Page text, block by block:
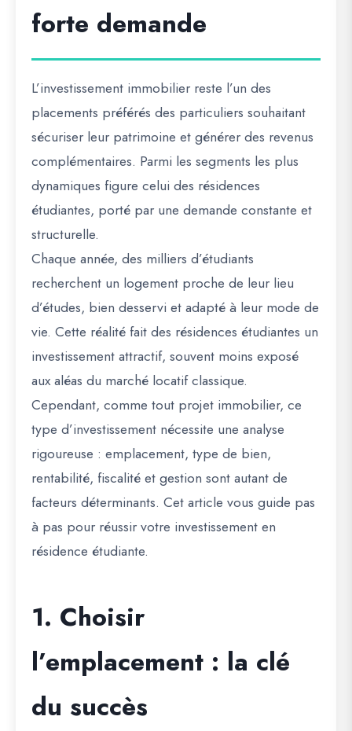
forte demande
L’investissement immobilier reste l’un des
placements préférés des particuliers souhaitant
sécuriser leur patrimoine et générer des revenus
complémentaires. Parmi les segments les plus
dynamiques figure celui des résidences
étudiantes, porté par une demande constante et
structurelle.
Chaque année, des milliers d’étudiants
recherchent un logement proche de leur lieu
d’études, bien desservi et adapté à leur mode de
vie. Cette réalité fait des résidences étudiantes un
investissement attractif, souvent moins exposé
aux aléas du marché locatif classique.
Cependant, comme tout projet immobilier, ce
type d’investissement nécessite une analyse
rigoureuse : emplacement, type de bien,
rentabilité, fiscalité et gestion sont autant de
facteurs déterminants. Cet article vous guide pas
à pas pour réussir votre investissement en
résidence étudiante.
1. Choisir
l’emplacement : la clé
du succès